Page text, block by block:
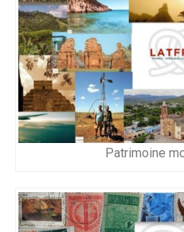
Patrimoine